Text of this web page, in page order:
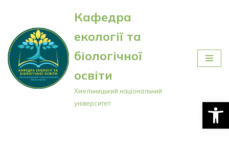
Перейти
до
вмісту
Кафедра
екології та
біологічної
освіти
Хмельницький національний
університет